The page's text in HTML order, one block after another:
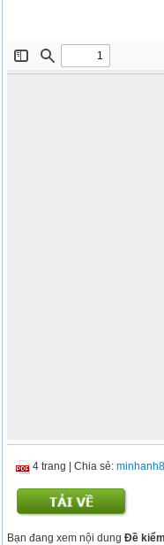
4 trang |Chia sẻ:
Bạn đang xem nội dungĐề